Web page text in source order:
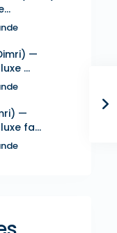
—
...
—
fa...